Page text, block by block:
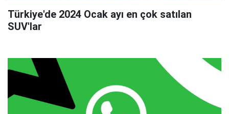
Türkiye'de 2024 Ocak ayı en çok satılan
SUV'lar